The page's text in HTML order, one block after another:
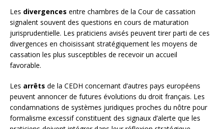
Les divergences entre chambres de la Cour de cassation
signalent souvent des questions en cours de maturation
jurisprudentielle. Les praticiens avisés peuvent tirer parti de ces
divergences en choisissant stratégiquement les moyens de
cassation les plus susceptibles de recevoir un accueil
favorable.
Les arrêts de la CEDH concernant d’autres pays européens
peuvent annoncer de futures évolutions du droit français. Les
condamnations de systèmes juridiques proches du nôtre pour
formalisme excessif constituent des signaux d’alerte que les